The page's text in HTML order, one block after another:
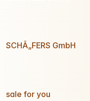
SCHÃ„FERS GmbH
sale for you